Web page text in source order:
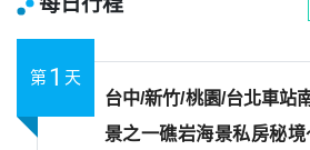
第 1 天
台中/新竹/桃園/台北車站
景之一礁岩海景私房秘